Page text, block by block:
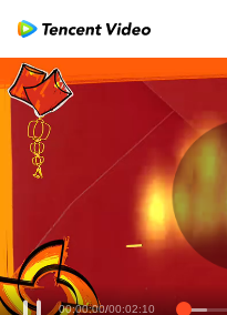
00:00:00/00:02:10